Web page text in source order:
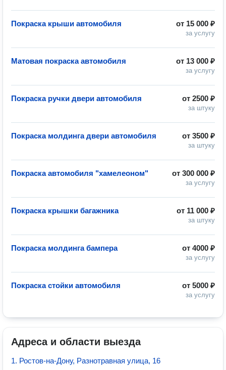
от 15 000 ₽
за услугу
Покраска крыши автомобиля
от 13 000 ₽
за услугу
Матовая покраска автомобиля
от 2500 ₽
за штуку
Покраска ручки двери автомобиля
от 3500 ₽
за штуку
Покраска молдинга двери автомобиля
от 300 000 ₽
за услугу
Покраска автомобиля "хамелеоном"
от 11 000 ₽
за штуку
Покраска крышки багажника
от 4000 ₽
за услугу
Покраска молдинга бампера
от 5000 ₽
за услугу
Покраска стойки автомобиля
Адреса и области выезда
1. Ростов-на-Дону, Разнотравная улица, 16